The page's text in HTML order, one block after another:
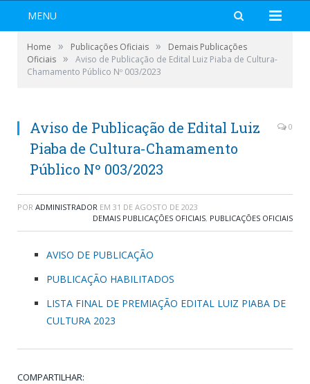
MENU
Home » Publicações Oficiais »
Demais Publicações
Oficiais »
Aviso de Publicação de Edital Luiz Piaba de Cultura-
Chamamento Público Nº 003/2023
Aviso de Publicação de Edital Luiz
Piaba de Cultura-Chamamento
Público Nº 003/2023
0
POR ADMINISTRADOR EM 31 DE AGOSTO DE 2023
DEMAIS PUBLICAÇÕES OFICIAIS, PUBLICAÇÕES OFICIAIS
AVISO DE PUBLICAÇÃO
PUBLICAÇÃO HABILITADOS
LISTA FINAL DE PREMIAÇÃO EDITAL LUIZ PIABA DE
CULTURA 2023
COMPARTILHAR: